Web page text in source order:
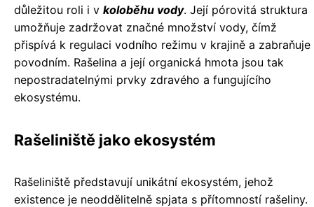
důležitou roli i v koloběhu vody. Její pórovitá struktura
umožňuje zadržovat značné množství vody, čímž
přispívá k regulaci vodního režimu v krajině a zabraňuje
povodním. Rašelina a její organická hmota jsou tak
nepostradatelnými prvky zdravého a fungujícího
ekosystému.
Rašeliniště jako ekosystém
Rašeliniště představují unikátní ekosystém, jehož
existence je neoddělitelně spjata s přítomností rašeliny.